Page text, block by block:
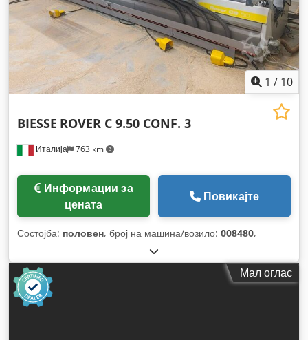
1 / 10
Италија 763 km
BIESSE ROVER C 9.50 CONF. 3
цената
Повикајте
Состојба: половен, број на машина/возило: 008480,
Мал оглас